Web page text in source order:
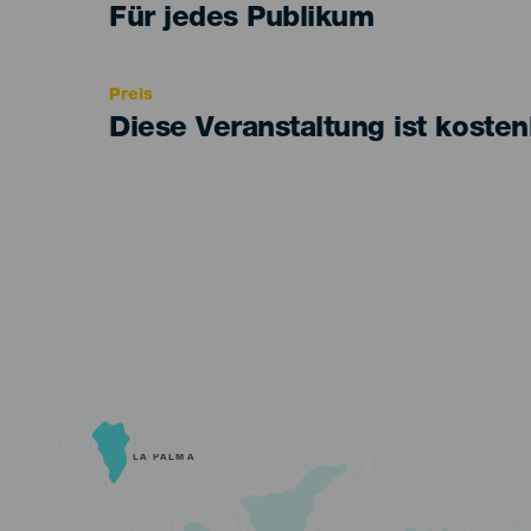
Edad
Für jedes Publikum
Preis
Diese Veranstaltung ist
LA PALMA